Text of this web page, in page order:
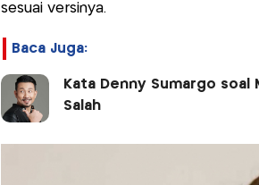
sesuai versinya.
Baca Juga:
Kata Denny Sumargo soal
Salah